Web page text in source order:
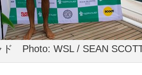
ド Photo: WSL / SEAN